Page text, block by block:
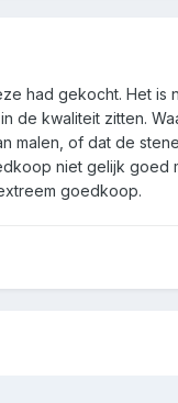
had gekocht. Het is
de kwaliteit zitten.
malen, of dat de
niet gelijk goed
goedkoop.